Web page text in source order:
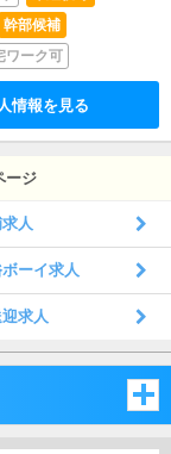
幹部候補
ワーク可
情報を見る
ージ
人
ーイ求人
求人